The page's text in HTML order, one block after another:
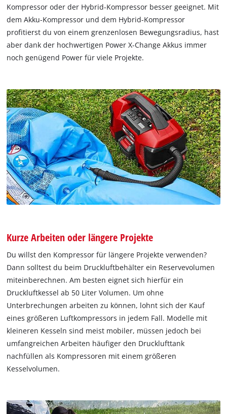
Kompressor oder der Hybrid-Kompressor besser geeignet. Mit
dem Akku-Kompressor und dem Hybrid-Kompressor
profitierst du von einem grenzenlosen Bewegungsradius, hast
aber dank der hochwertigen Power X-Change Akkus immer
noch genügend Power für viele Projekte.
Kurze Arbeiten oder längere Projekte
Du willst den Kompressor für längere Projekte verwenden?
Dann solltest du beim Druckluftbehälter ein Reservevolumen
miteinberechnen. Am besten eignet sich hierfür ein
Druckluftkessel ab 50 Liter Volumen. Um ohne
Unterbrechungen arbeiten zu können, lohnt sich der Kauf
eines größeren Luftkompressors in jedem Fall. Modelle mit
kleineren Kesseln sind meist mobiler, müssen jedoch bei
umfangreichen Arbeiten häufiger den Drucklufttank
nachfüllen als Kompressoren mit einem größeren
Kesselvolumen.